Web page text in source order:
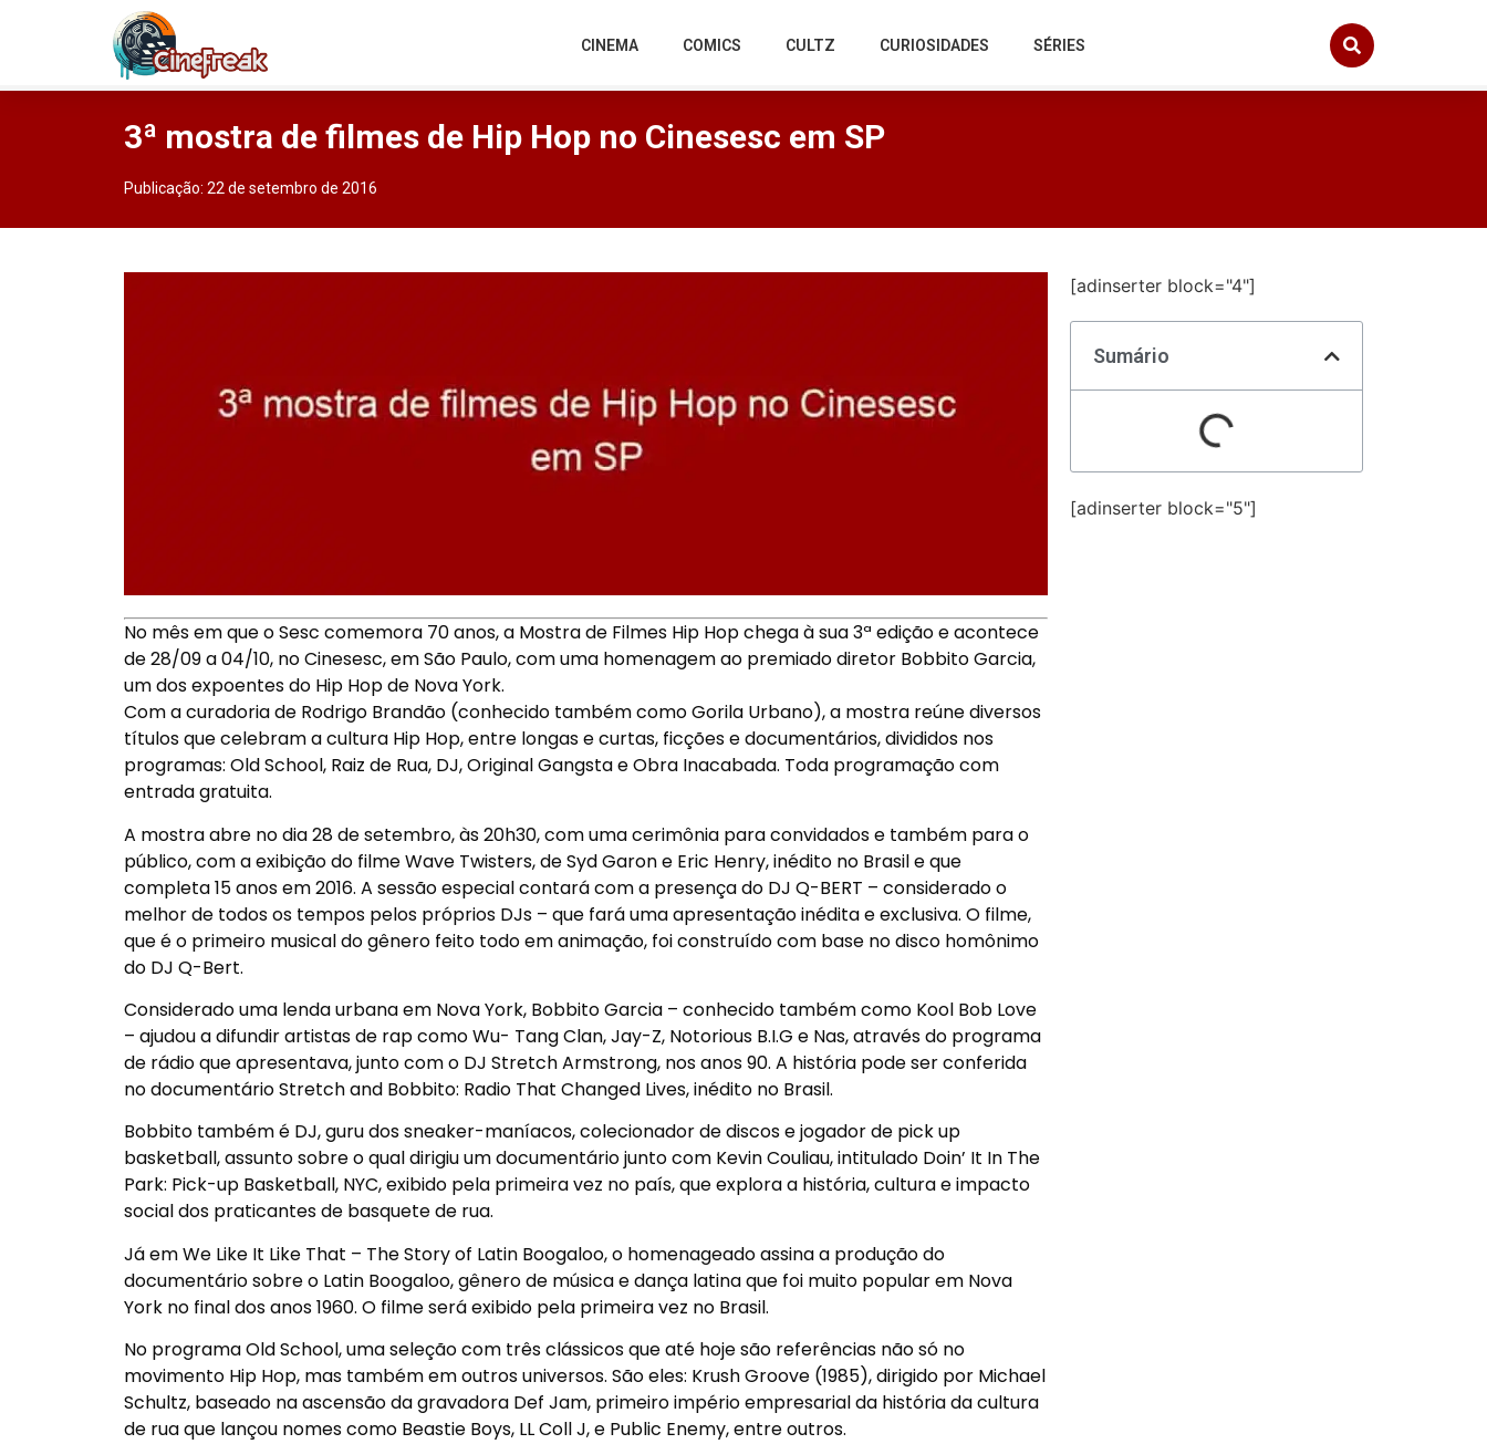
CINEMA COMICS CULTZ CURIOSIDADES SÉRIES
3ª mostra de filmes de Hip Hop no Cinesesc em SP
Publicação: 22 de setembro de 2016
No mês em que o Sesc comemora 70 anos, a Mostra de Filmes Hip Hop chega à sua 3ª edição e acontece
de 28/09 a 04/10, no Cinesesc, em São Paulo, com uma homenagem ao premiado diretor Bobbito Garcia,
um dos expoentes do Hip Hop de Nova York.
Com a curadoria de Rodrigo Brandão (conhecido também como Gorila Urbano), a mostra reúne diversos
títulos que celebram a cultura Hip Hop, entre longas e curtas, ficções e documentários, divididos nos
programas: Old School, Raiz de Rua, DJ, Original Gangsta e Obra Inacabada. Toda programação com
entrada gratuita.
A mostra abre no dia 28 de setembro, às 20h30, com uma cerimônia para convidados e também para o
público, com a exibição do filme Wave Twisters, de Syd Garon e Eric Henry, inédito no Brasil e que
completa 15 anos em 2016. A sessão especial contará com a presença do DJ Q-BERT – considerado o
melhor de todos os tempos pelos próprios DJs – que fará uma apresentação inédita e exclusiva. O filme,
que é o primeiro musical do gênero feito todo em animação, foi construído com base no disco homônimo
do DJ Q-Bert.
Considerado uma lenda urbana em Nova York, Bobbito Garcia – conhecido também como Kool Bob Love
– ajudou a difundir artistas de rap como Wu- Tang Clan, Jay-Z, Notorious B.I.G e Nas, através do programa
de rádio que apresentava, junto com o DJ Stretch Armstrong, nos anos 90. A história pode ser conferida
no documentário Stretch and Bobbito: Radio That Changed Lives, inédito no Brasil.
Bobbito também é DJ, guru dos sneaker-maníacos, colecionador de discos e jogador de pick up
basketball, assunto sobre o qual dirigiu um documentário junto com Kevin Couliau, intitulado Doin’ It In The
Park: Pick-up Basketball, NYC, exibido pela primeira vez no país, que explora a história, cultura e impacto
social dos praticantes de basquete de rua.
Já em We Like It Like That – The Story of Latin Boogaloo, o homenageado assina a produção do
documentário sobre o Latin Boogaloo, gênero de música e dança latina que foi muito popular em Nova
York no final dos anos 1960. O filme será exibido pela primeira vez no Brasil.
No programa Old School, uma seleção com três clássicos que até hoje são referências não só no
movimento Hip Hop, mas também em outros universos. São eles: Krush Groove (1985), dirigido por Michael
Schultz, baseado na ascensão da gravadora Def Jam, primeiro império empresarial da história da cultura
de rua que lançou nomes como Beastie Boys, LL Coll J, e Public Enemy, entre outros.
[adinserter block="4"]
Sumário
[adinserter block="5"]